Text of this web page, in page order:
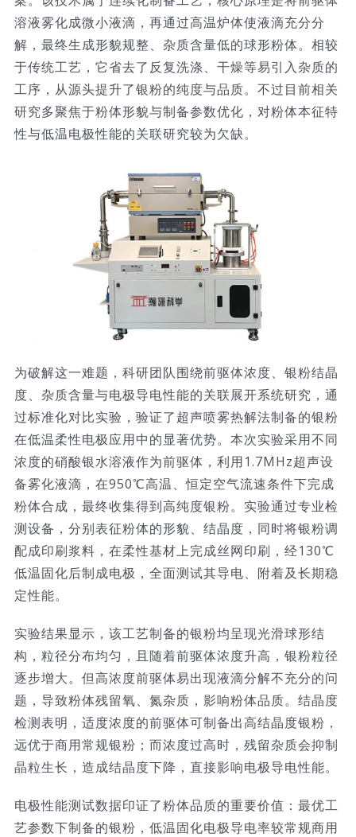
溶液雾化成微小液滴，再通过高温炉体使液滴充分分
解，最终生成形貌规整、杂质含量低的球形粉体。相较
于传统工艺，它省去了反复洗涤、干燥等易引入杂质的
工序，从源头提升了银粉的纯度与品质。不过目前相关
研究多聚焦于粉体形貌与制备参数优化，对粉体本征特
性与低温电极性能的关联研究较为欠缺。
为破解这一难题，科研团队围绕前驱体浓度、银粉结晶
度、杂质含量与电极导电性能的关联展开系统研究，通
过标准化对比实验，验证了超声喷雾热解法制备的银粉
在低温柔性电极应用中的显著优势。本次实验采用不同
浓度的硝酸银水溶液作为前驱体，利用1.7MHz超声设
备雾化液滴，在950℃高温、恒定空气流速条件下完成
粉体合成，最终收集得到高纯度银粉。实验通过专业检
测设备，分别表征粉体的形貌、结晶度，同时将银粉调
配成印刷浆料，在柔性基材上完成丝网印刷，经130℃
低温固化后制成电极，全面测试其导电、附着及长期稳
定性能。
实验结果显示，该工艺制备的银粉均呈现光滑球形结
构，粒径分布均匀，且随着前驱体浓度升高，银粉粒径
逐步增大。但高浓度前驱体易出现液滴分解不充分的问
题，导致粉体残留氧、氮杂质，影响粉体品质。结晶度
检测表明，适度浓度的前驱体可制备出高结晶度银粉，
远优于商用常规银粉；而浓度过高时，残留杂质会抑制
晶粒生长，造成结晶度下降，直接影响电极导电性能。
电极性能测试数据印证了粉体品质的重要价值：最优工
艺参数下制备的银粉，低温固化电极导电率较常规商用